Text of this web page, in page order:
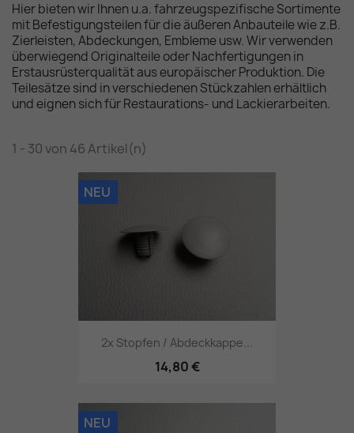
Hier bieten wir Ihnen u.a. fahrzeugspezifische Sortimente
mit Befestigungsteilen für die äußeren Anbauteile wie z.B.
Zierleisten, Abdeckungen, Embleme usw. Wir verwenden
überwiegend Originalteile oder Nachfertigungen in
Erstausrüsterqualität aus europäischer Produktion. Die
Teilesätze sind in verschiedenen Stückzahlen erhältlich
und eignen sich für Restaurations- und Lackierarbeiten.
1 - 30 von 46 Artikel(n)
2x Stopfen / Abdeckkappe...
14,80 €
NEU
NEU